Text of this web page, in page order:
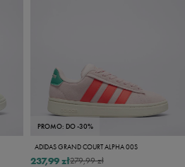
PROMO: DO -30%
ADIDAS GRAND COURT ALPHA 00S
279,99 zł
237,99 zł